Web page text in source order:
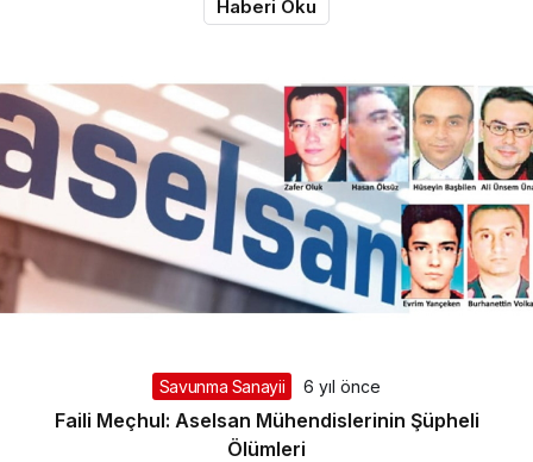
Haberi Oku
Savunma Sanayii 6 yıl önce
Faili Meçhul: Aselsan Mühendislerinin Şüpheli
Ölümleri